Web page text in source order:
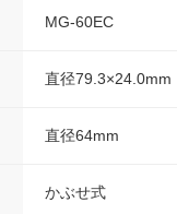
MG-60EC
直径79.3×24.0mm
直径64mm
かぶせ式